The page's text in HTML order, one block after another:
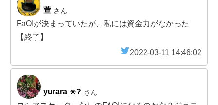
萱 さん
FaOIが決まっていたが、私には資金力がなかった
【終了】
2022-03-11 14:46:02
yurara ☀️? さん